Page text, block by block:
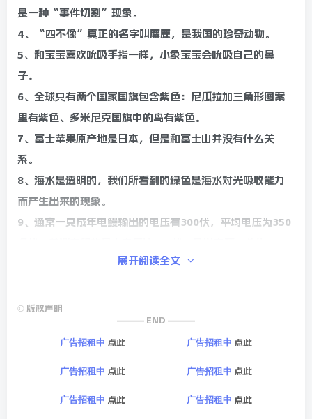
是一种“事件切割”现象。
4、“四不像”真正的名字叫麋鹿，是我国的珍奇动物。
5、和宝宝喜欢吮吸手指一样，小象宝宝会吮吸自己的鼻
子。
6、全球只有两个国家国旗包含紫色：尼瓜拉加三角形图案
里有紫色、多米尼克国旗中的鸟有紫色。
7、富士苹果原产地是日本，但是和富士山并没有什么关
系。
8、海水是透明的，我们所看到的绿色是海水对光吸收能力
而产生出来的现象。
9、通常一只成年电鳗输出的电压有300伏，平均电压为350
10、渡渡鸟是人类记录的首个因人类活动而灭绝的动物。
展开阅读全文
© 版权声明
——— END ———
广告招租中 点此 广告招租中 点此
广告招租中 点此 广告招租中 点此
广告招租中 点此 广告招租中 点此